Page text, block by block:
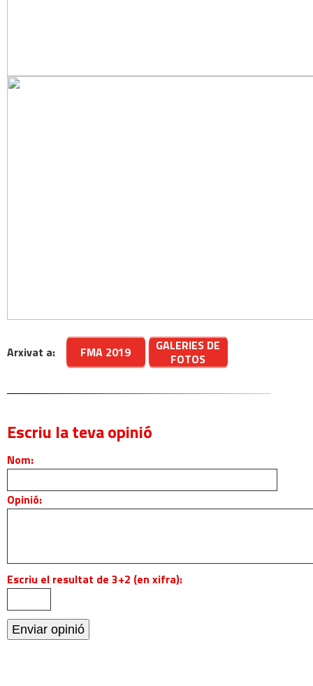
Arxivat a: FMA 2019
GALERIES DE
FOTOS
Escriu la teva opinió
Nom:
Opinió:
Escriu el resultat de 3+2 (en xifra):